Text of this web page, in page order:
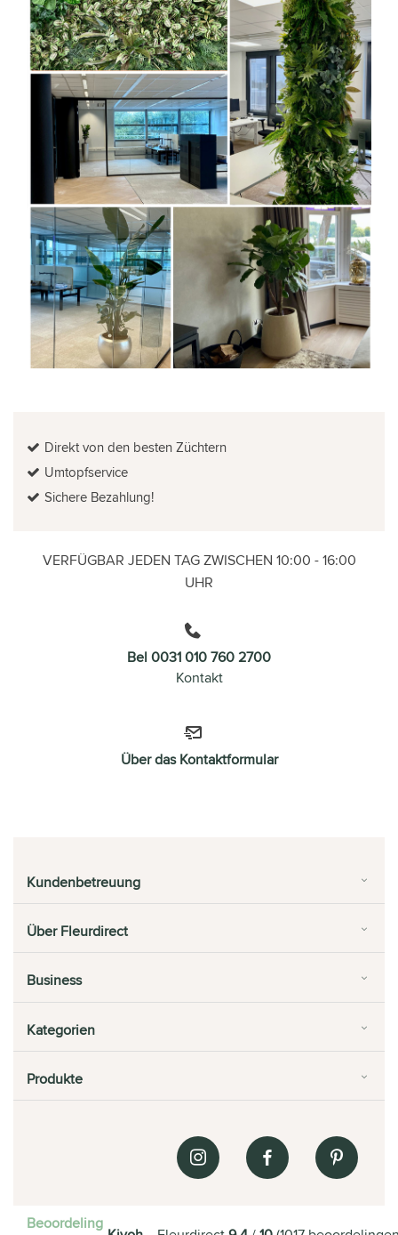
Direkt von den besten Züchtern
Umtopfservice
Sichere Bezahlung!
VERFÜGBAR JEDEN TAG ZWISCHEN 10:00 - 16:00
UHR
Bel 0031 010 760 2700
Kontakt
Über das Kontaktformular
Kundenbetreuung
Über Fleurdirect
Business
Kategorien
Produkte
Beoordeling